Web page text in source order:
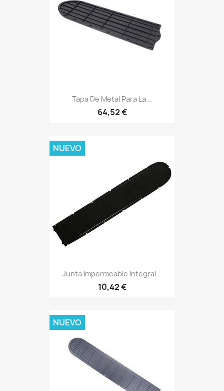
Tapa De Metal Para La...
64,52 €
Junta Impermeable Integral...
10,42 €
NUEVO
NUEVO